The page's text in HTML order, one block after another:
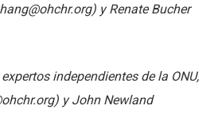
y Renate Bucher
independientes de la ONU,
y John Newland